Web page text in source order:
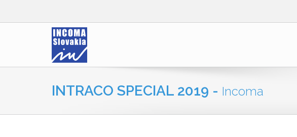
INTRACO SPECIAL 2019 - Incoma